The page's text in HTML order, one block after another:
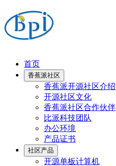
首页
香蕉派社区
香蕉派开源社区介绍
开源社区文化
香蕉派社区合作伙伴
比派科技团队
办公环境
产品证书
社区产品
开源单板计算机